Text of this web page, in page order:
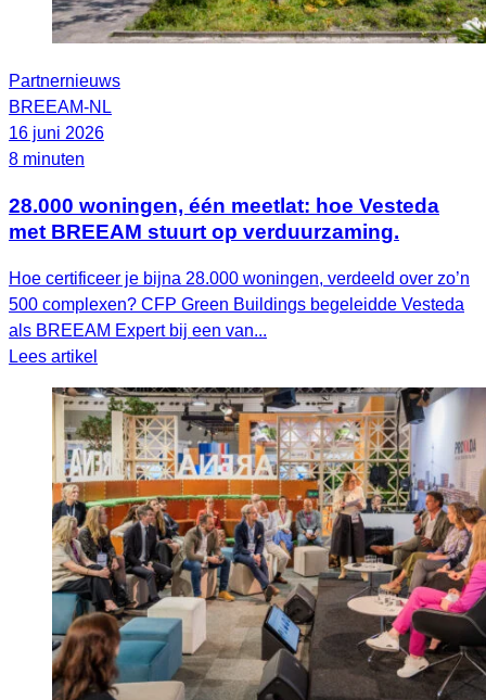
Partnernieuws
BREEAM-NL
16 juni 2026
8 minuten
28.000 woningen, één meetlat: hoe Vesteda
met BREEAM stuurt op verduurzaming.
Hoe certificeer je bijna 28.000 woningen, verdeeld over zo’n
500 complexen? CFP Green Buildings begeleidde Vesteda
als BREEAM Expert bij een van...
Lees artikel